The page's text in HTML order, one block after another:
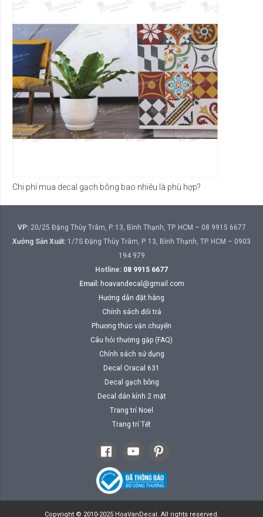
Chi phí mua decal gạch bông bao nhiêu là phù hợp?
VP:20/25 Đặng Thùy Trâm, P. 13, Bình Thạnh, TP. HCM – 08 9915 6677
Xưởng Sản Xuất: 1/7S Đặng Thùy Trâm, P. 13, Bình Thạnh, TP. HCM – 0903
194 979
Hotline: 08 9915 6677
Email: hoavandecal@gmail.com
Hướng dẫn đặt hàng
Chính sách đổi trả
Phương thức vận chuyển
Câu hỏi thường gặp (FAQ)
Chính sách sử dụng
Decal Oracal 631
Decal gạch bông
Decal dán kính 2 mặt
Trang trí Noel
Trang trí Tết
Copyright © 2010-2025 HoaVanDecal. All rights reserved.